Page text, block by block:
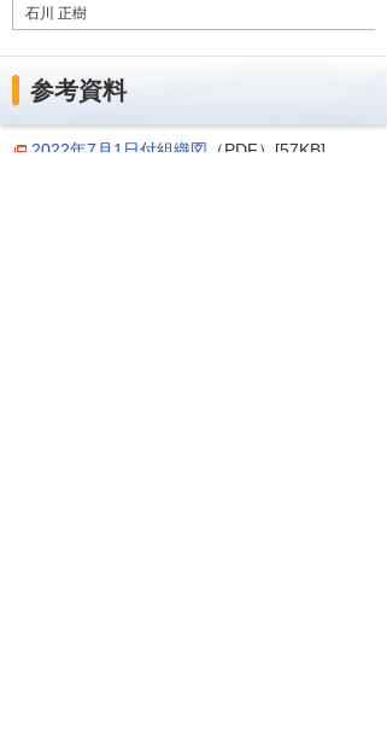
石川 正樹
参考資料
2022年7月1日付組織図 （PDF）[57KB]